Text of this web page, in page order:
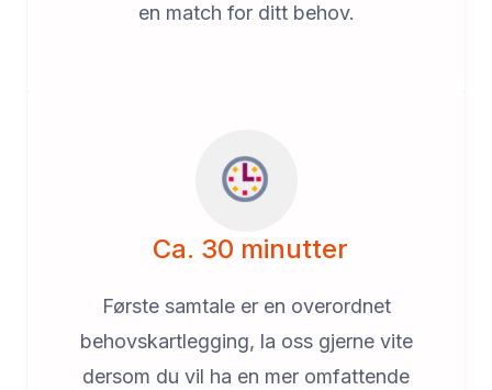
en match for ditt behov.
Ca. 30 minutter
Første samtale er en overordnet
behovskartlegging, la oss gjerne vite
dersom du vil ha en mer omfattende